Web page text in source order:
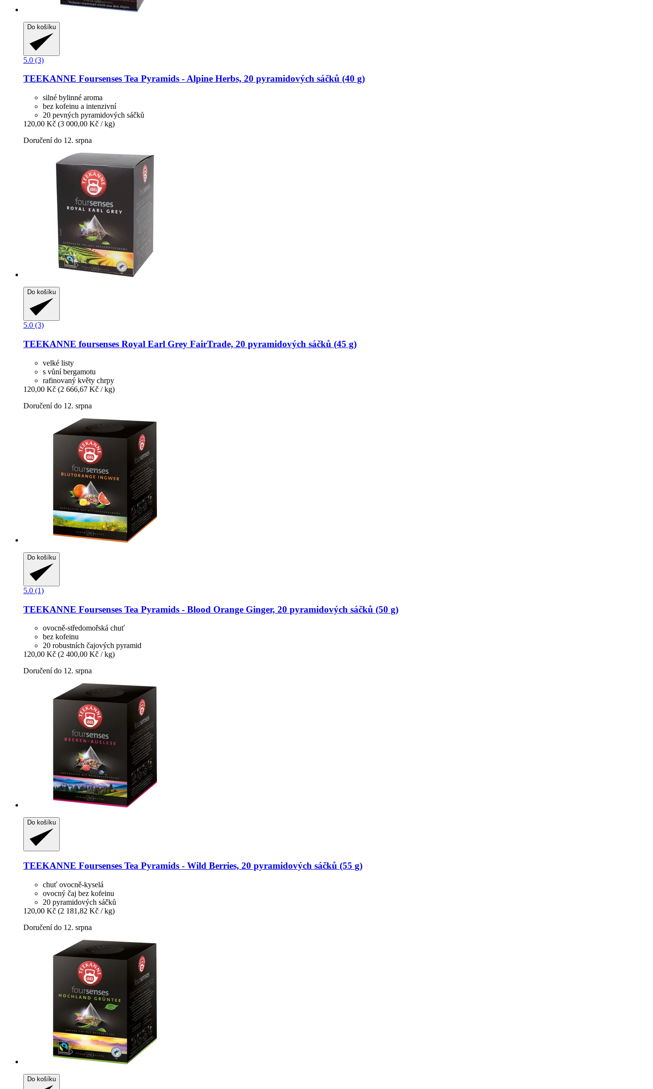
Do košíku
5.0 (3)
TEEKANNE Foursenses Tea Pyramids -​ Alpine Herbs, 20 pyramidových sáčků (40 g)
silné bylinné aroma
bez kofeinu a intenzivní
20 pevných pyramidových sáčků
120,00 Kč (3 000,00 Kč / kg)
Doručení do 12. srpna
Do košíku
5.0 (3)
TEEKANNE foursenses Royal Earl Grey FairTrade, 20 pyramidových sáčků (45 g)
velké listy
s vůní bergamotu
rafinovaný květy chrpy
120,00 Kč (2 666,67 Kč / kg)
Doručení do 12. srpna
Do košíku
5.0 (1)
TEEKANNE Foursenses Tea Pyramids -​ Blood Orange Ginger, 20 pyramidových sáčků (50 g)
ovocně-středomořská chuť
bez kofeinu
20 robustních čajových pyramid
120,00 Kč (2 400,00 Kč / kg)
Doručení do 12. srpna
Do košíku
TEEKANNE Foursenses Tea Pyramids -​ Wild Berries, 20 pyramidových sáčků (55 g)
chuť ovocně-kyselá
ovocný čaj bez kofeinu
20 pyramidových sáčků
120,00 Kč (2 181,82 Kč / kg)
Doručení do 12. srpna
Do košíku